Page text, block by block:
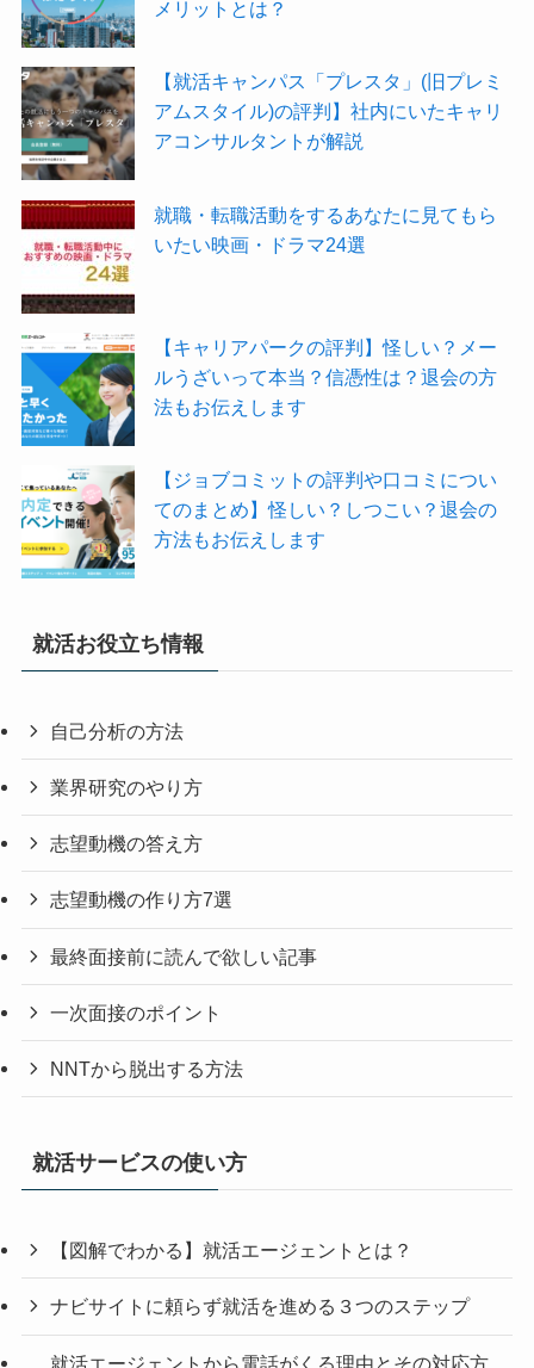
メリットとは？
【就活キャンパス「プレスタ」(旧プレミ
アムスタイル)の評判】社内にいたキャリ
アコンサルタントが解説
就職・転職活動をするあなたに見てもら
いたい映画・ドラマ24選
【キャリアパークの評判】怪しい？メー
ルうざいって本当？信憑性は？退会の方
法もお伝えします
【ジョブコミットの評判や口コミについ
てのまとめ】怪しい？しつこい？退会の
方法もお伝えします
就活お役立ち情報
自己分析の方法
業界研究のやり方
志望動機の答え方
志望動機の作り方7選
最終面接前に読んで欲しい記事
一次面接のポイント
NNTから脱出する方法
就活サービスの使い方
【図解でわかる】就活エージェントとは？
ナビサイトに頼らず就活を進める３つのステップ
就活エージェントから電話がくる理由とその対応方